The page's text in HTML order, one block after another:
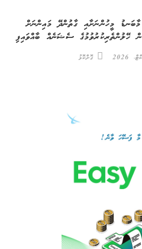
މީހުންނަށާއި ގާތުންދޭ މައިންނަށް
ހޭލުންތެރިކުރުވުމުގެ ސެޝަނެއް ބާއްވައިފި
ގޮށްކޮޅު